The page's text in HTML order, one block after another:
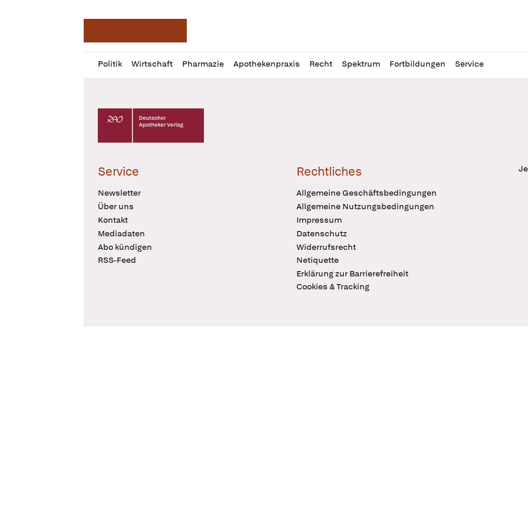
Politik Wirtschaft Pharmazie Apothekenpraxis Recht Spektrum Fortbildungen Service
Profil
öffnen
Daz
Pur
Deutscher Apotheker Verlag Logo
Service
Newsletter
Über uns
Kontakt
Mediadaten
Abo kündigen
RSS-Feed
Rechtliches
Allgemeine Geschäftsbedingungen
Allgemeine Nutzungsbedingungen
Impressum
Datenschutz
Widerrufsrecht
Netiquette
Erklärung zur Barrierefreiheit
Cookies & Tracking